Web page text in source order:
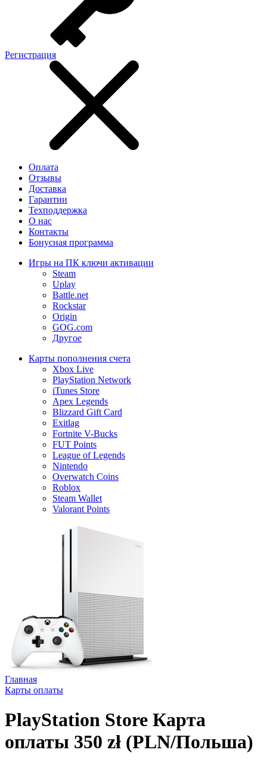
Регистрация
Оплата
Отзывы
Доставка
Гарантии
Техподдержка
О нас
Контакты
Бонусная программа
Игры на ПК ключи активации
Steam
Uplay
Battle.net
Rockstar
Origin
GOG.com
Другое
Карты пополнения счета
Xbox Live
PlayStation Network
iTunes Store
Apex Legends
Blizzard Gift Card
Exitlag
Fortnite V-Bucks
FUT Points
League of Legends
Nintendo
Overwatch Coins
Roblox
Steam Wallet
Valorant Points
Главная
Карты оплаты
PlayStation Store Карта
оплаты 350 zł (PLN/Польша)